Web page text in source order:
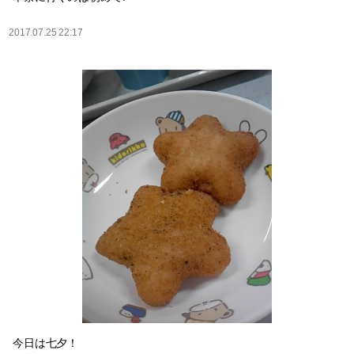
2017.07.25 22:17
今日は七夕！